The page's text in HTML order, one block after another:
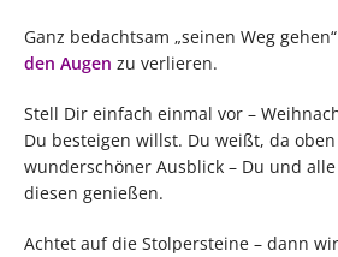
Ganz bedachtsam „seinen Weg
den Augen zu verlieren.
Stell Dir einfach einmal vor –
Du besteigen willst. Du weißt, da
wunderschöner Ausblick – Du und
diesen genießen.
Achtet auf die Stolpersteine – dann